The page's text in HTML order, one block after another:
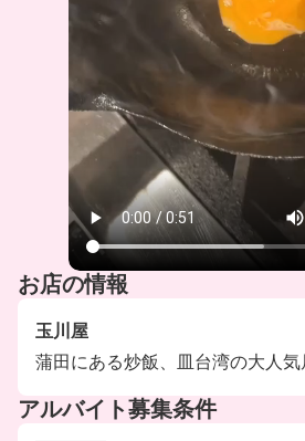
お店の情報
玉川屋
蒲田にある炒飯、皿台湾の大人気
アルバイト募集条件